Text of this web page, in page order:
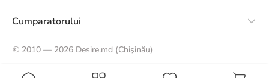
Cumparatorului
© 2010 — 2026 Desire.md (Chişinău)